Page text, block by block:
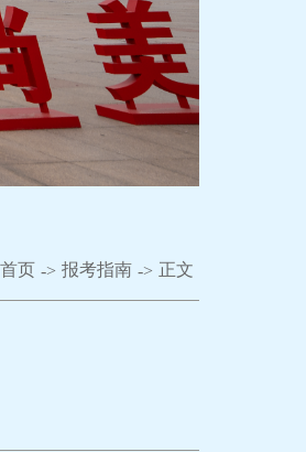
首页 -> 报考指南 -> 正文